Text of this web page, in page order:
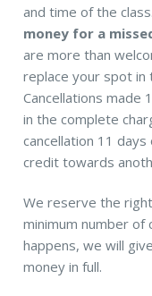
and time of the
money for a
are more than
replace your spot in
Cancellations made
in the complete
cancellation 11
credit towards
We reserve the
minimum number
happens, we will
money in full.